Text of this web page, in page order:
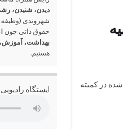
در کمیته
دیدن، شنیدن،
شهروندی (وظیفه
حقوق ذاتی چون
بهداشت،
هستیم.
ایستگاه رادیویی 24 ساعته